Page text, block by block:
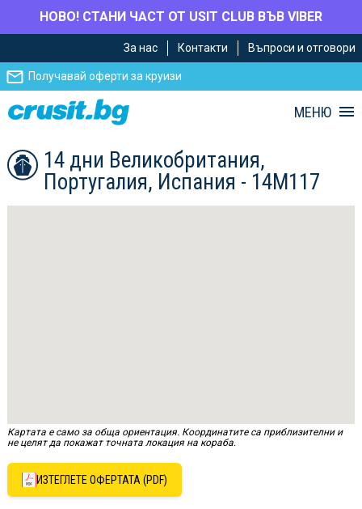
НОВО! СТАНИ ЧАСТ ОТ USIT CLUB ВЪВ VIBER
главното
съдържание
Навигацията
За нас Контакти Въпроси и отговори
Получавай оферти за круизи
МЕНЮ
14 дни Великобритания,
Португалия, Испания - 14M117
Картата е само за обща ориентация. Координатите са приблизителни и
не целят да покажат точната локация на кораба.
ИЗТЕГЛЕТЕ ОФЕРТАТА (PDF)